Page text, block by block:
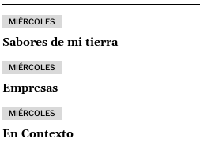
MIÉRCOLES
Sabores de mi tierra
MIÉRCOLES
Empresas
MIÉRCOLES
En Contexto